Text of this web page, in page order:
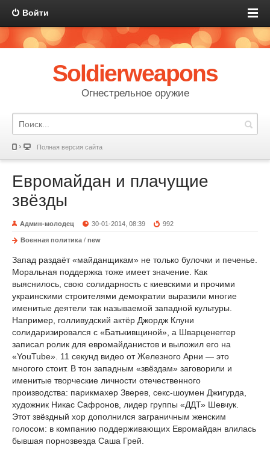
Войти
Soldierweapons
Огнестрельное оружие
Полная версия сайта
Евромайдан и плачущие
звёзды
Админ-молодец 30-01-2014, 08:39 992
Военная политика / new
Запад раздаёт «майданщикам» не только булочки и печенье.
Моральная поддержка тоже имеет значение. Как
выяснилось, свою солидарность с киевскими и прочими
украинскими строителями демократии выразили многие
именитые деятели так называемой западной культуры.
Например, голливудский актёр Джордж Клуни
солидаризировался с «Батькивщиной», а Шварценеггер
записал ролик для евромайданистов и выложил его на
«YouTube». 11 секунд видео от Железного Арни — это
многого стоит. В тон западным «звёздам» заговорили и
именитые творческие личности отечественного
производства: парикмахер Зверев, секс-шоумен Джигурда,
художник Никас Сафронов, лидер группы «ДДТ» Шевчук.
Этот звёздный хор дополнился заграничным женским
голосом: в компанию поддерживающих Евромайдан влилась
бывшая порнозвезда Саша Грей.